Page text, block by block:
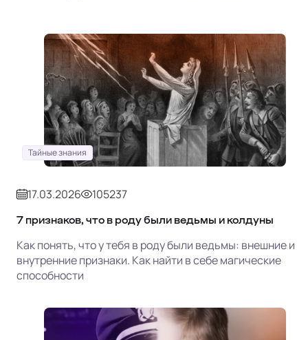
Тайные знания
17.03.2026 105237
7 признаков, что в роду были ведьмы и колдуны
Как понять, что у тебя в роду были ведьмы: внешние и
внутренние признаки. Как найти в себе магические
способности